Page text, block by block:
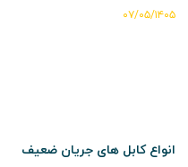
۰۷/۰۵/۱۴۰۵
انواع کابل های جریان ضعیف